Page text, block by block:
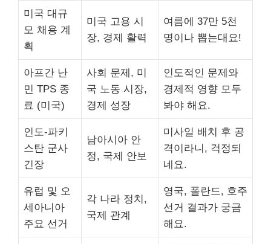
미국 대규
모 채용 계
획
미국 고용 시
장, 경제 활력
여름에 37만 5천
명이나 뽑는대요!
아프간 난
민 TPS 종
료 (미국)
사회 문제, 미
국 노동 시장,
경제 성장
인도적인 문제와
경제적 영향 모두
봐야 해요.
인도-파키
스탄 군사
긴장
남아시아 안
정, 국제 안보
미사일 배치 후 공
격이라니, 걱정되
네요.
유럽 및 오
세아니아
주요 선거
각 나라 정치,
국제 관계
영국, 폴란드, 호주
선거 결과가 궁금
해요.